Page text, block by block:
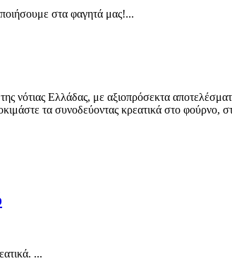
στα φαγητά μας!...
νότιας Ελλάδας, με αξιοπρόσεκτα
τα συνοδεύοντας κρεατικά στο φούρνο,
...